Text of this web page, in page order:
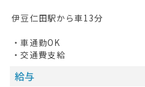
伊豆仁田駅から車13分
・車通勤OK
・交通費支給
給与